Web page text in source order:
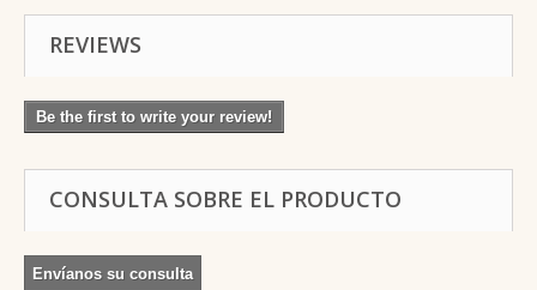
REVIEWS
Be the first to write your review!
CONSULTA SOBRE EL PRODUCTO
Envíanos su consulta